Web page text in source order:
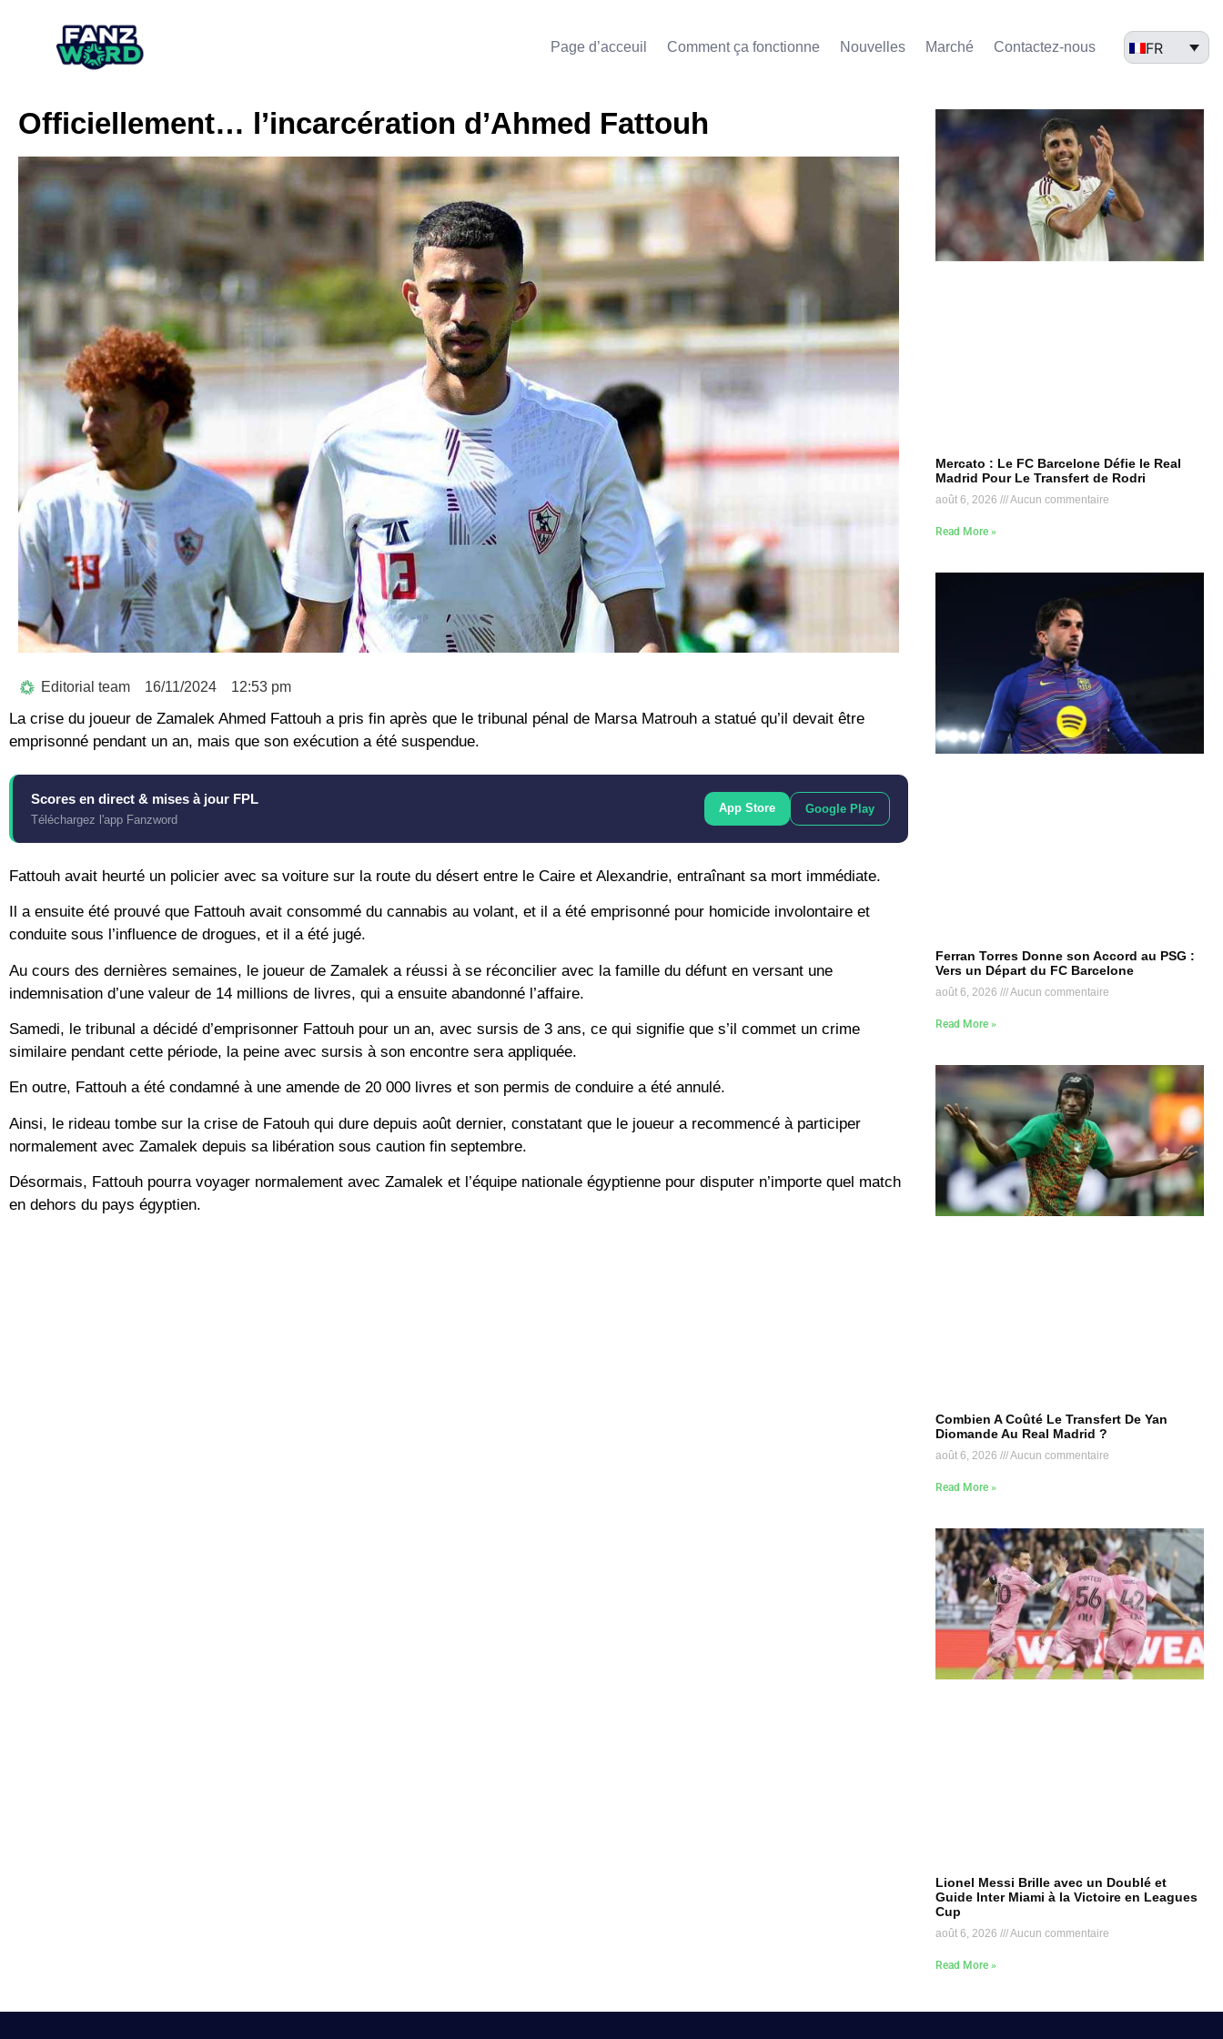
Page d’acceuil Comment ça fonctionne Nouvelles Marché​ Contactez-nous FR
Officiellement… l’incarcération d’Ahmed Fattouh
Editorial team 16/11/2024 12:53 pm
La crise du joueur de Zamalek Ahmed Fattouh a pris fin après que le tribunal pénal de Marsa Matrouh a statué qu’il devait être
emprisonné pendant un an, mais que son exécution a été suspendue.
Scores en direct & mises à jour FPL
Téléchargez l'app Fanzword
App Store Google Play
Fattouh avait heurté un policier avec sa voiture sur la route du désert entre le Caire et Alexandrie, entraînant sa mort immédiate.
Il a ensuite été prouvé que Fattouh avait consommé du cannabis au volant, et il a été emprisonné pour homicide involontaire et
conduite sous l’influence de drogues, et il a été jugé.
Au cours des dernières semaines, le joueur de Zamalek a réussi à se réconcilier avec la famille du défunt en versant une
indemnisation d’une valeur de 14 millions de livres, qui a ensuite abandonné l’affaire.
Samedi, le tribunal a décidé d’emprisonner Fattouh pour un an, avec sursis de 3 ans, ce qui signifie que s’il commet un crime
similaire pendant cette période, la peine avec sursis à son encontre sera appliquée.
En outre, Fattouh a été condamné à une amende de 20 000 livres et son permis de conduire a été annulé.
Ainsi, le rideau tombe sur la crise de Fatouh qui dure depuis août dernier, constatant que le joueur a recommencé à participer
normalement avec Zamalek depuis sa libération sous caution fin septembre.
Désormais, Fattouh pourra voyager normalement avec Zamalek et l’équipe nationale égyptienne pour disputer n’importe quel match
en dehors du pays égyptien.
Mercato : Le FC Barcelone Défie le Real
Madrid Pour Le Transfert de Rodri
août 6, 2026 Aucun commentaire
Read More »
Ferran Torres Donne son Accord au PSG :
Vers un Départ du FC Barcelone
août 6, 2026 Aucun commentaire
Read More »
Combien A Coûté Le Transfert De Yan
Diomande Au Real Madrid ?
août 6, 2026 Aucun commentaire
Read More »
Lionel Messi Brille avec un Doublé et
Guide Inter Miami à la Victoire en Leagues
Cup
août 6, 2026 Aucun commentaire
Read More »